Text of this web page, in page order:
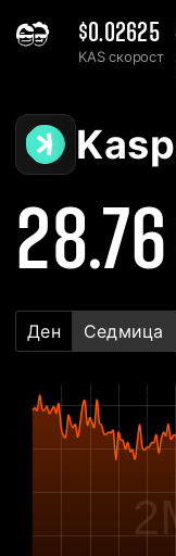
$0.02625
KAS скорост
Kaspa KAS Таблица
28.76
Ден Седмица